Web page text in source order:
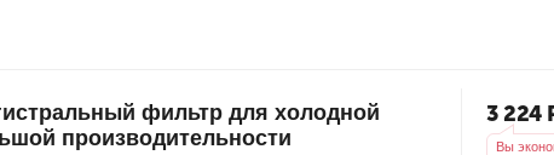
фильтр для холодной
производительности
3 224
Вы